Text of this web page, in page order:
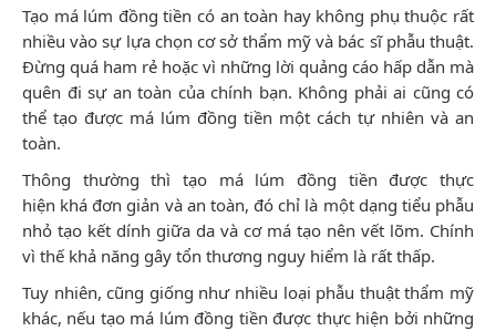
Tạo má lúm đồng tiền có an toàn hay không phụ thuộc rất
nhiều vào sự lựa chọn cơ sở thẩm mỹ và bác sĩ phẫu thuật.
Đừng quá ham rẻ hoặc vì những lời quảng cáo hấp dẫn mà
quên đi sự an toàn của chính bạn. Không phải ai cũng có
thể tạo được má lúm đồng tiền một cách tự nhiên và an
toàn.
Thông thường thì tạo má lúm đồng tiền được thực
hiện khá đơn giản và an toàn, đó chỉ là một dạng tiểu phẫu
nhỏ tạo kết dính giữa da và cơ má tạo nên vết lõm. Chính
vì thế khả năng gây tổn thương nguy hiểm là rất thấp.
Tuy nhiên, cũng giống như nhiều loại phẫu thuật thẩm mỹ
khác, nếu tạo má lúm đồng tiền được thực hiện bởi những